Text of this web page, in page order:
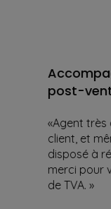
post-
«Agent très
client, et
disposé à
merci pour
de TVA. »